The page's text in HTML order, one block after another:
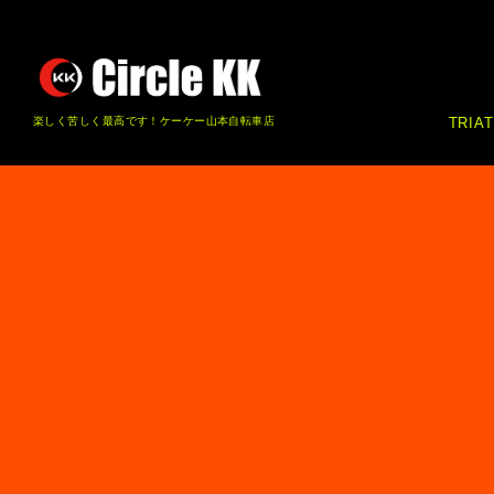
楽しく苦しく最高です！ケーケー山本自転車店